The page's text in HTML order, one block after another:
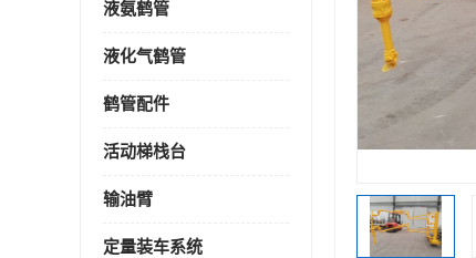
液氨鹤管
液化气鹤管
鹤管配件
活动梯栈台
输油臂
定量装车系统